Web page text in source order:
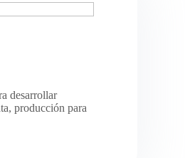
desarrollar
producción para